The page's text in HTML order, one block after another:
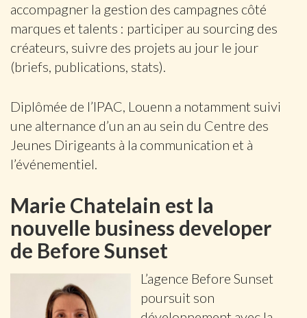
accompagner la gestion des campagnes côté
marques et talents : participer au sourcing des
créateurs, suivre des projets au jour le jour
(briefs, publications, stats).
Diplômée de l’IPAC, Louenn a notamment suivi
une alternance d’un an au sein du Centre des
Jeunes Dirigeants à la communication et à
l’événementiel.
Marie Chatelain est la
nouvelle business developer
de Before Sunset
L’agence Before Sunset
poursuit son